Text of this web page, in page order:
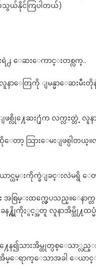
က်သွယ်နိုင်ကြပါတယ်)
ရဲ႕ ေဆးေကာင္းတစ္လက္..
ေတြကို ျမန္မာေဆးမီးတို
ျဖစ္လို႔ေဆး႐ုံက လက္လႊတ္တဲ့
သြားေမးျဖစ္ပါတယ္
င္ယမ္းကိုက္ခဲျခင္းလဲမရွိ ေ
း အစြမ္းထက္လွေပသည္။ေနာ
ကိုႏွင့္အတူ လူနာအိမ္သို႔ထပ္မံ သ
႔ေန၍သားအိမ္ထုတ္ပစ္ေသာ္
မ္ေရာက္ေသာအခါ ေယာ